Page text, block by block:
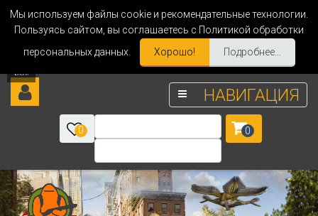
Мы используем файлы cookie и рекомендательные технологии.
Пользуясь сайтом, вы соглашаетесь с Политикой обработки
персональных данных.
Хорошо! Подробнее...
НАВИГАЦИЯ
0 0